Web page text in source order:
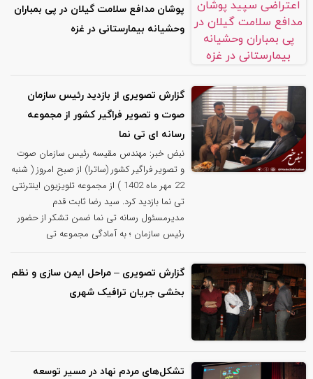
پوشان مدافع سلامت گیلان در پی بمباران
وحشیانه بیمارستانی در غزه
گزارش تصویری از بازدید رئیس سازمان
صوت و تصویر فراگیر کشور از مجموعه
رسانه ای تی نما
نبض خبر: مهندس مقیسه رئیس سازمان صوت
و تصویر فراگیر کشور (ساترا) از صبح امروز ( شنبه
22 مهر ماه 1402 ) از مجموعه تلویزیون اینترنتی
تی نما بازدید کرد. سید رضا ثابت قدم
مدیرمسئول رسانه تی نما ضمن تشکر از حضور
رئیس سازمان ؛ به آمادگی مجموعه تی
گزارش تصویری – مراحل ایمن سازی و نظم
بخشی جریان ترافیک شهری
تشکل‌های مردم نهاد در مسیر توسعه